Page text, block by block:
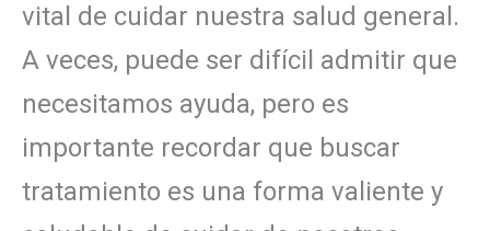
vital de cuidar nuestra salud general.
A veces, puede ser difícil admitir que
necesitamos ayuda, pero es
importante recordar que buscar
tratamiento es una forma valiente y